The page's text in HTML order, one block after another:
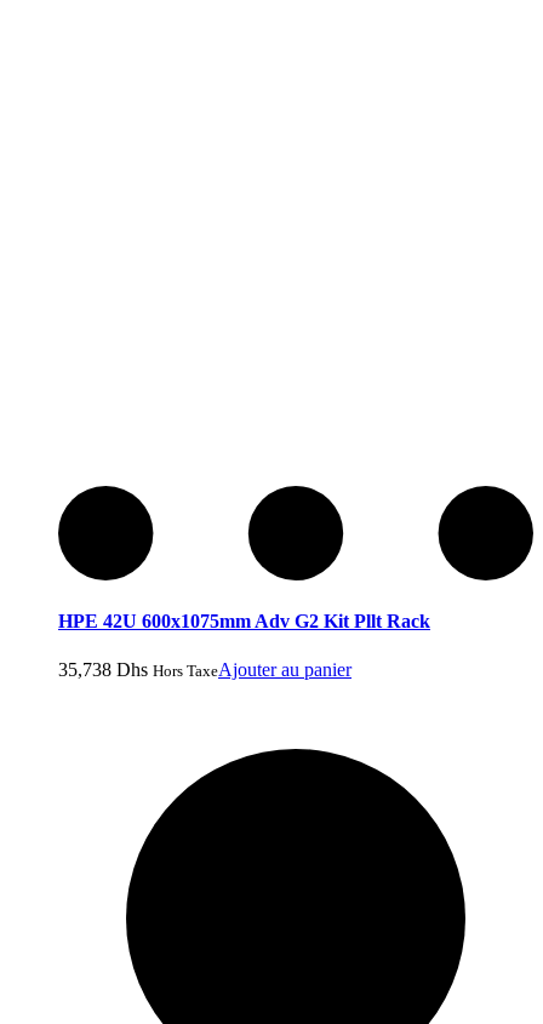
HPE 42U 600x1075mm Adv G2 Kit Pllt Rack
35,738 Dhs Hors TaxeAjouter au panier